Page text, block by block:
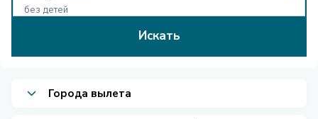
без детей
Искать
Города вылета